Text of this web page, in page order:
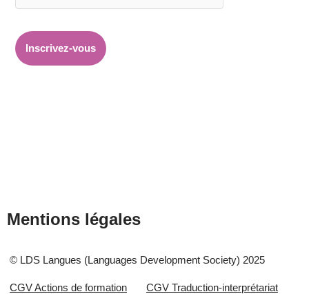
Mentions légales
© LDS Langues (Languages Development Society) 2025
CGV Actions de formation CGV Traduction-interprétariat